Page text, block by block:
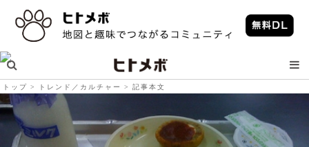
トップ トレンド／カルチャー 記事本文